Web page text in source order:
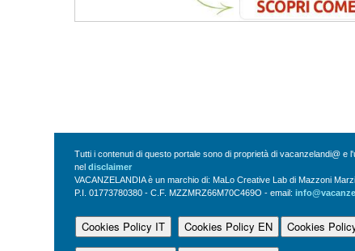
Tutti i contenuti di questo portale sono di proprietà di vacanzelandi@ e
nel disclaimer
VACANZELANDIA è un marchio di: MaLo Creative Lab di Mazzoni
P.I. 01773780380 - C.F. MZZMRZ66M70C469O - email:
Cookies Policy IT Cookies Policy EN
Cookies